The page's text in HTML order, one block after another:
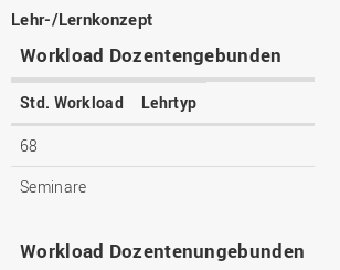
Lehr-/Lernkonzept
Workload Dozentengebunden
Std. Workload Lehrtyp
68
Seminare
Workload Dozentenungebunden